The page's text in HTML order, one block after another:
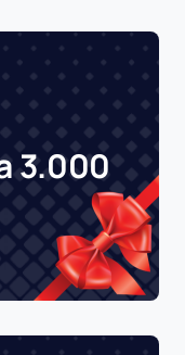
3.000